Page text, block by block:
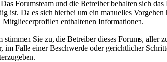
Forumsteam und die Betreiber behalten sich
ist. Da es sich hierbei um ein manuelles
Mitgliederprofilen enthaltenen Informationen.
Sie zu, die Betreiber dieses Forums, aller
Falle einer Beschwerde oder gerichtlicher